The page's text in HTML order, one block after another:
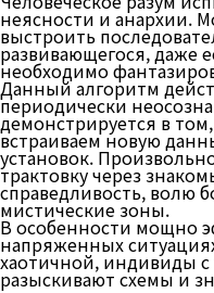
неясности и анархии.
выстроить
развивающегося, даже
необходимо
Данный алгоритм
периодически
демонстрируется в
встраиваем новую
установок.
трактовку через
справедливость, волю
мистические зоны.
В особенности мощно
напряженных
хаотичной, индивиды
разыскивают схемы и